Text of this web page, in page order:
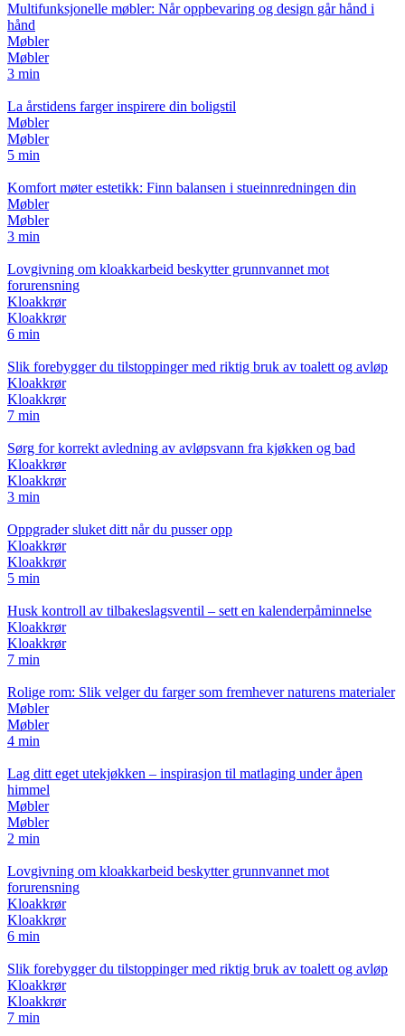
Multifunksjonelle møbler: Når oppbevaring og design går hånd i
hånd
Møbler
Møbler
3 min
La årstidens farger inspirere din boligstil
Møbler
Møbler
5 min
Komfort møter estetikk: Finn balansen i stueinnredningen din
Møbler
Møbler
3 min
Lovgivning om kloakkarbeid beskytter grunnvannet mot
forurensning
Kloakkrør
Kloakkrør
6 min
Slik forebygger du tilstoppinger med riktig bruk av toalett og avløp
Kloakkrør
Kloakkrør
7 min
Sørg for korrekt avledning av avløpsvann fra kjøkken og bad
Kloakkrør
Kloakkrør
3 min
Oppgrader sluket ditt når du pusser opp
Kloakkrør
Kloakkrør
5 min
Husk kontroll av tilbakeslagsventil – sett en kalenderpåminnelse
Kloakkrør
Kloakkrør
7 min
Rolige rom: Slik velger du farger som fremhever naturens materialer
Møbler
Møbler
4 min
Lag ditt eget utekjøkken – inspirasjon til matlaging under åpen
himmel
Møbler
Møbler
2 min
Lovgivning om kloakkarbeid beskytter grunnvannet mot
forurensning
Kloakkrør
Kloakkrør
6 min
Slik forebygger du tilstoppinger med riktig bruk av toalett og avløp
Kloakkrør
Kloakkrør
7 min